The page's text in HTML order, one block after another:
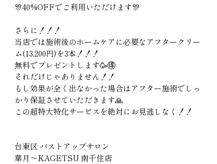
🎊40%OFFでご利用いただけます🎊
さらに！！！
当店では施術後のホームケアに必要なアフタークリー
ム(13,200円)を3本！！！
無料でプレゼントします🥳🉐
それだけじゃありません！！
もし効果が全く出なかった場合はアフター施術でしっ
かり保証させていただきます🙏
この超特大特化サービスを絶対にお見逃しなく！！
台東区 バストアップサロン
華月〜KAGETSU 南千住店